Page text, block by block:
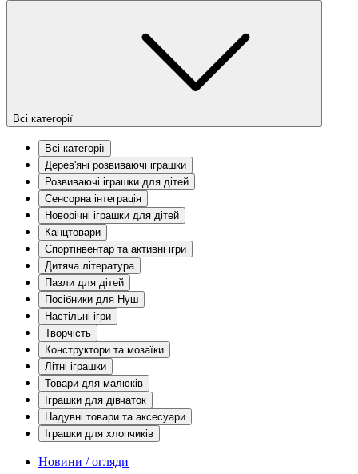
Всі категорії
Всі категорії
Дерев'яні розвиваючі іграшки
Розвиваючі іграшки для дітей
Сенсорна інтеграція
Новорічні іграшки для дітей
Канцтовари
Спортінвентар та активні ігри
Дитяча література
Пазли для дітей
Посібники для Нуш
Настільні ігри
Творчість
Конструктори та мозаїки
Літні іграшки
Товари для малюків
Іграшки для дівчаток
Надувні товари та аксесуари
Іграшки для хлопчиків
Новини / огляди